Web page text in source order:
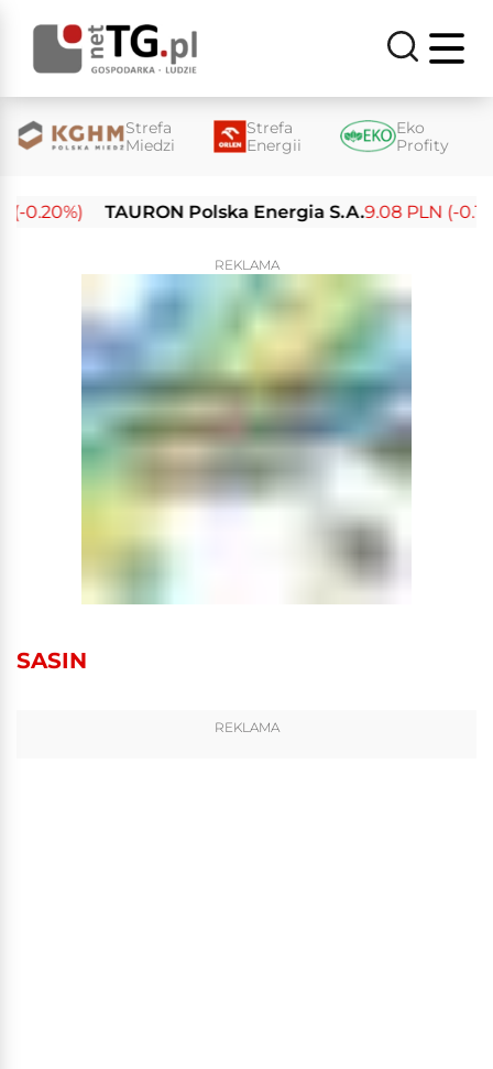
Strefa
Miedzi
Strefa
Energii
Eko
Profity
TAURON Polska Energia S.A.9.08 PLN (-0.15%)
REKLAMA
SASIN
REKLAMA